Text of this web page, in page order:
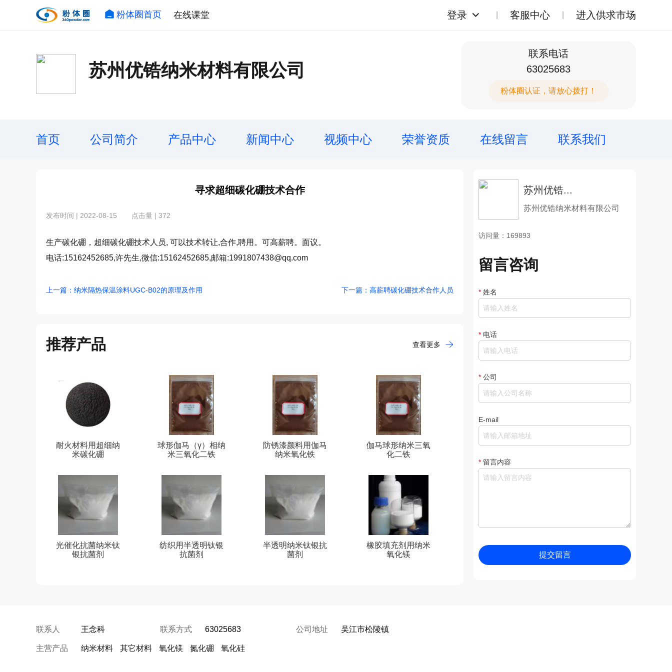
粉体圈首页 在线课堂 登录 客服中心 进入供求市场
苏州优锆纳米材料有限公司
联系电话
63025683
粉体圈认证，请放心拨打！
首页 公司简介 产品中心 新闻中心 视频中心 荣誉资质 在线留言 联系我们
寻求超细碳化硼技术合作
发布时间 | 2022-08-15 点击量 | 372
生产碳化硼，超细碳化硼技术人员, 可以技术转让,合作,聘用。可高薪聘。面议。
电话:15162452685,许先生,微信:15162452685,邮箱:1991807438@qq.com
上一篇：纳米隔热保温涂料UGC-B02的原理及作用 下一篇：高薪聘碳化硼技术合作人员
推荐产品 查看更多
耐火材料用超细纳
米碳化硼
球形伽马（γ）相纳
米三氧化二铁
防锈漆颜料用伽马
纳米氧化铁
伽马球形纳米三氧
化二铁
光催化抗菌纳米钛
银抗菌剂
纺织用半透明钛银
抗菌剂
半透明纳米钛银抗
菌剂
橡胶填充剂用纳米
氧化镁
苏州优锆...
苏州优锆纳米材料有限公司
访问量：169893
留言咨询
* 姓名
* 电话
* 公司
E-mail
* 留言内容
提交留言
联系人 王念科 联系方式 63025683 公司地址 吴江市松陵镇
主营产品 纳米材料 其它材料 氧化镁 氮化硼 氧化硅